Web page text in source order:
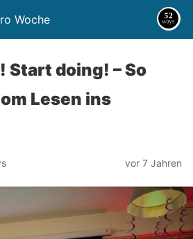
Woche
Start doing! – So
Lesen ins
vor 7 Jahren